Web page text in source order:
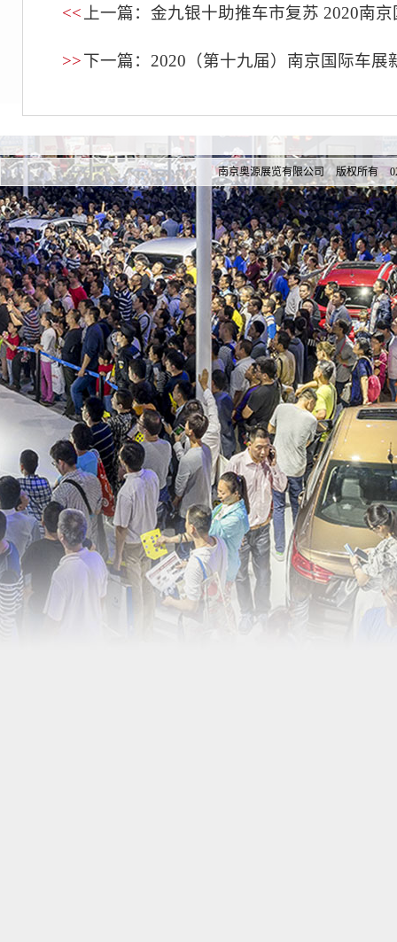
<< 上一篇：金九银十助推车市复苏 2020南
>>下一篇：2020（第十九届）南京国际车展
南京奥源展览有限公司 版权所有